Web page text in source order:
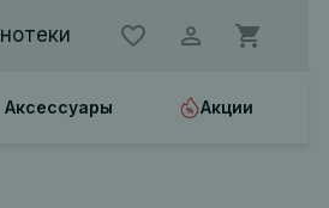
Аксессуары Акции